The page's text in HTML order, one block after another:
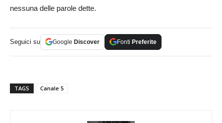
nessuna delle parole dette.
Seguici su Google Discover Fonti Preferite
TAGS Canale 5